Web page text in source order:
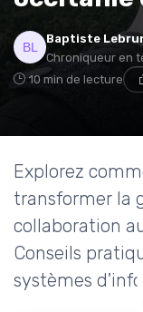
Baptiste
Chroniqueur en
10 min de lecture
Explorez
transformer la
collaboration
Conseils
systèmes